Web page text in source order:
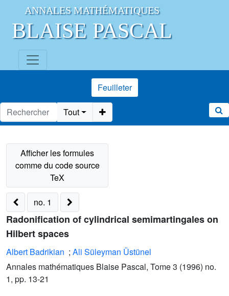
ANNALES MATHÉMATIQUES
BLAISE PASCAL
Feuilleter
Tout
no. 1
Radonification of cylindrical semimartingales on
Hilbert spaces
Albert Badrikian ; Ali Süleyman Üstünel
Annales mathématiques Blaise Pascal, Tome 3 (1996) no.
1, pp. 13-21